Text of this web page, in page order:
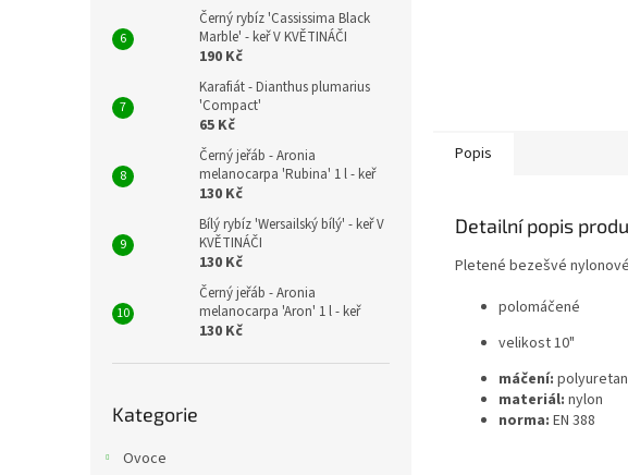
Černý rybíz 'Cassissima Black
Marble' - keř V KVĚTINÁČI
190 Kč
Karafiát - Dianthus plumarius
'Compact'
65 Kč
Černý jeřáb - Aronia
melanocarpa 'Rubina' 1 l - keř
130 Kč
Bílý rybíz 'Wersailský bílý' - keř V
KVĚTINÁČI
130 Kč
Černý jeřáb - Aronia
melanocarpa 'Aron' 1 l - keř
130 Kč
kategorie
Kategorie
Ovoce
Popis
Detailní popis
Pletené bezešvé
polomáčené
velikost 10"
máčení:
materiál: nylon
norma: EN 388